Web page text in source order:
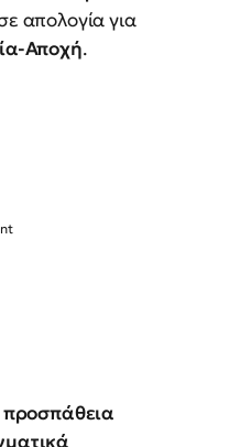
απολογία για
Αποχή.
προσπάθεια